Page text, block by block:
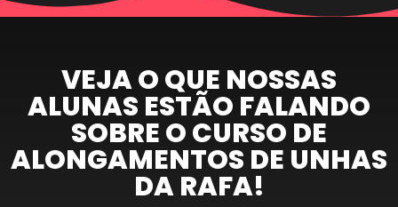
VEJA O QUE NOSSAS
ALUNAS ESTÃO FALANDO
SOBRE O CURSO DE
ALONGAMENTOS DE UNHAS
DA RAFA!